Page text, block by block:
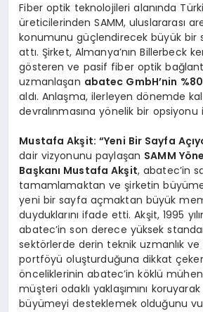
Fiber optik teknolojileri alanında
üreticilerinden SAMM, uluslararası
konumunu güçlendirecek büyük bir
attı. Şirket, Almanya’nın Billerbeck
gösteren ve pasif fiber optik
uzmanlaşan abatec GmbH’nin
aldı. Anlaşma, ilerleyen dönemde
devralınmasına yönelik bir opsiyonu
Mustafa Akşit: “Yeni Bir Sayfa
dair vizyonunu paylaşan SAMM
Başkanı Mustafa Akşit, abatec’in
tamamlamaktan ve şirketin
yeni bir sayfa açmaktan büyük
duyduklarını ifade etti. Akşit, 1995
abatec’in son derece yüksek
sektörlerde derin teknik uzmanlık
portföyü oluşturduğuna dikkat
önceliklerinin abatec’in köklü
müşteri odaklı yaklaşımını
büyümeyi desteklemek olduğunu